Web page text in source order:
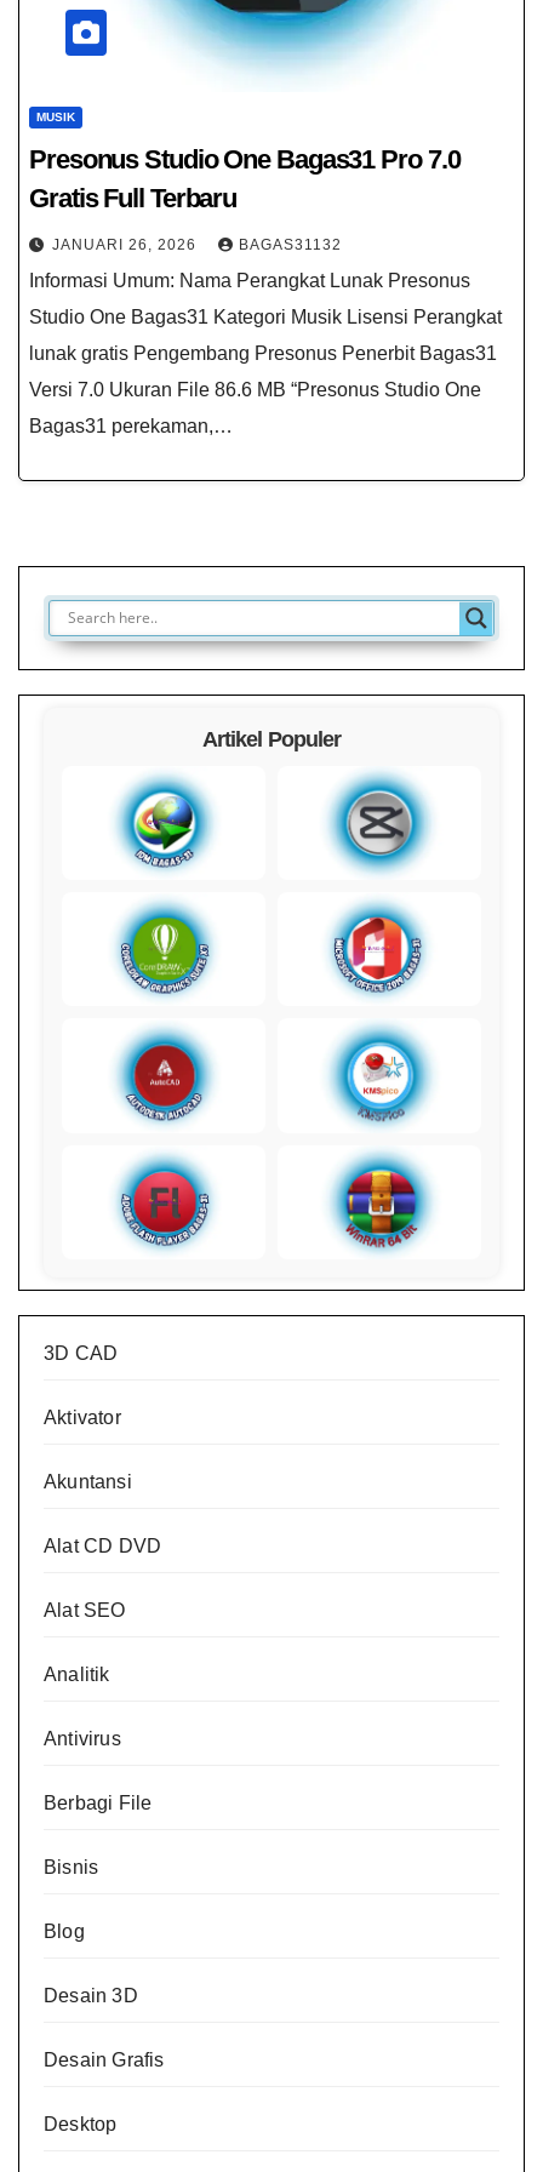
MUSIK
Presonus Studio One Bagas31​ Pro 7.0
Gratis Full Terbaru
JANUARI 26, 2026 BAGAS31132
Informasi Umum: Nama Perangkat Lunak Presonus
Studio One Bagas31​ Kategori Musik Lisensi Perangkat
lunak gratis Pengembang Presonus Penerbit Bagas31
Versi 7.0 Ukuran File 86.6 MB “Presonus Studio One
Bagas31 perekaman,…
Artikel Populer
3D CAD
Aktivator
Akuntansi
Alat CD DVD
Alat SEO
Analitik
Antivirus
Berbagi File
Bisnis
Blog
Desain 3D
Desain Grafis
Desktop